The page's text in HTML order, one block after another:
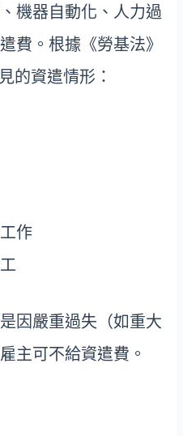
機器自動化、人力過
費。根據《勞基法》
的資遣情形：
作
是因嚴重過失（如重大
主可不給資遣費。